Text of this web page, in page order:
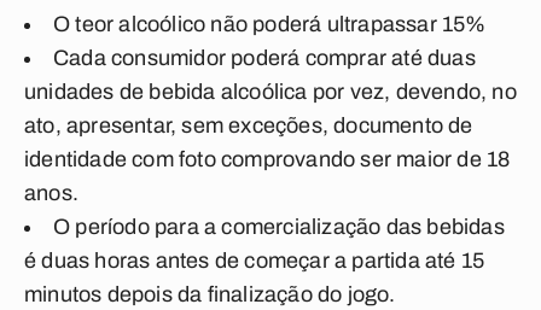
O teor alcoólico não poderá ultrapassar 15%
Cada consumidor poderá comprar até duas
unidades de bebida alcoólica por vez, devendo, no
ato, apresentar, sem exceções, documento de
identidade com foto comprovando ser maior de 18
anos.
O período para a comercialização das bebidas
é duas horas antes de começar a partida até 15
minutos depois da finalização do jogo.